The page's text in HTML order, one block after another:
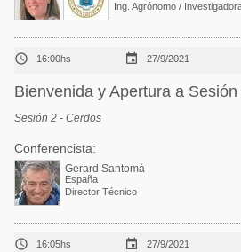
Ing. Agrónomo /
 16:00hs  27/9/2021
Bienvenida y Apertura a
Sesión 2 - Cerdos
Conferencista:
Gerard Santomà
España
Director Técnico
 16:05hs  27/9/2021